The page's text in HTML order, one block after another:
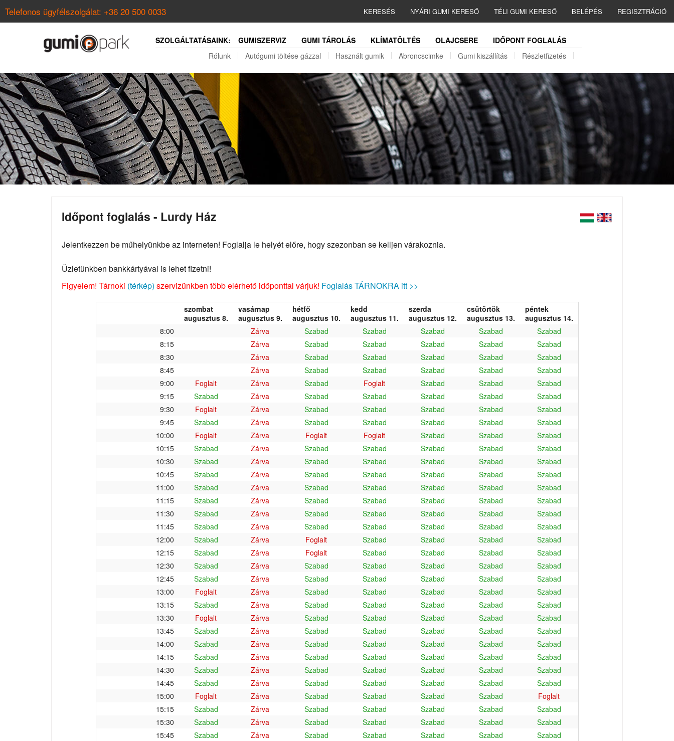
Telefonos ügyfélszolgálat: +36 20 500 0033 KERESÉS NYÁRI GUMI KERESŐ TÉLI GUMI KERESŐ BELÉPÉS REGISZTRÁCIÓ
SZOLGÁLTATÁSAINK: GUMISZERVIZ GUMI TÁROLÁS KLÍMATÖLTÉS OLAJCSERE
IDŐPONT FOGLALÁS
Rólunk
Autógumi töltése gázzal Használt gumik Abroncscimke Gumi kiszállítás Részletfizetés
Időpont foglalás - Lurdy Ház
Jelentkezzen be műhelyünkbe az interneten! Foglalja le helyét előre, hogy szezonban se kelljen várakoznia.
Üzletünkben bankkártyával is lehet fizetni!
Figyelem! Tárnoki (térkép) szervizünkben több elérhető időponttal várjuk! Foglalás TÁRNOKRA itt >>
szombat
augusztus 8.
vasárnap
augusztus 9.
hétfő
augusztus 10.
kedd
augusztus 11.
szerda
augusztus 12.
csütörtök
augusztus 13.
péntek
augusztus 14.
8:00
Zárva Szabad Szabad Szabad Szabad
Szabad
8:15
Zárva Szabad Szabad Szabad Szabad
Szabad
8:30
Zárva Szabad Szabad Szabad Szabad
Szabad
8:45
Zárva Szabad Szabad Szabad Szabad
Szabad
9:00
Foglalt Zárva Szabad Foglalt Szabad Szabad
Szabad
9:15
Szabad Zárva Szabad Szabad Szabad Szabad
Szabad
9:30
Foglalt Zárva Szabad Szabad Szabad Szabad
Szabad
9:45
Szabad Zárva Szabad Szabad Szabad Szabad
Szabad
10:00
Foglalt Zárva Foglalt Foglalt Szabad Szabad
Szabad
10:15
Szabad Zárva Szabad Szabad Szabad Szabad
Szabad
10:30
Szabad Zárva Szabad Szabad Szabad Szabad
Szabad
10:45
Szabad Zárva Szabad Szabad Szabad Szabad
Szabad
11:00
Szabad Zárva Szabad Szabad Szabad Szabad
Szabad
11:15
Szabad Zárva Szabad Szabad Szabad Szabad
Szabad
11:30
Szabad Zárva Szabad Szabad Szabad Szabad
Szabad
11:45
Szabad Zárva Szabad Szabad Szabad Szabad
Szabad
12:00
Szabad Zárva Foglalt Szabad Szabad Szabad
Szabad
12:15
Szabad Zárva Foglalt Szabad Szabad Szabad
Szabad
12:30
Szabad Zárva Szabad Szabad Szabad Szabad
Szabad
12:45
Szabad Zárva Szabad Szabad Szabad Szabad
Szabad
13:00
Foglalt Zárva Szabad Szabad Szabad Szabad
Szabad
13:15
Szabad Zárva Szabad Szabad Szabad Szabad
Szabad
13:30
Foglalt Zárva Szabad Szabad Szabad Szabad
Szabad
13:45
Szabad Zárva Szabad Szabad Szabad Szabad
Szabad
14:00
Szabad Zárva Szabad Szabad Szabad Szabad
Szabad
14:15
Szabad Zárva Szabad Szabad Szabad Szabad
Szabad
14:30
Szabad Zárva Szabad Szabad Szabad Szabad
Szabad
14:45
Szabad Zárva Szabad Szabad Szabad Szabad
Szabad
15:00
Foglalt Zárva Szabad Szabad Szabad Szabad
Foglalt
15:15
Szabad Zárva Szabad Szabad Szabad Szabad
Szabad
15:30
Szabad Zárva Szabad Szabad Szabad Szabad
Szabad
15:45
Szabad Zárva Szabad Szabad Szabad Szabad
Szabad